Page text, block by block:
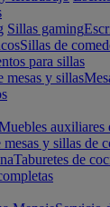
Sillas gaming
Sillas de
para sillas
mesas y sillas
auxiliares
y sillas de
Taburetes de